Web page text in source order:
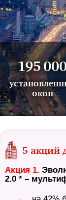
195
окон
5 акций
Акция 1.
2.0 * –